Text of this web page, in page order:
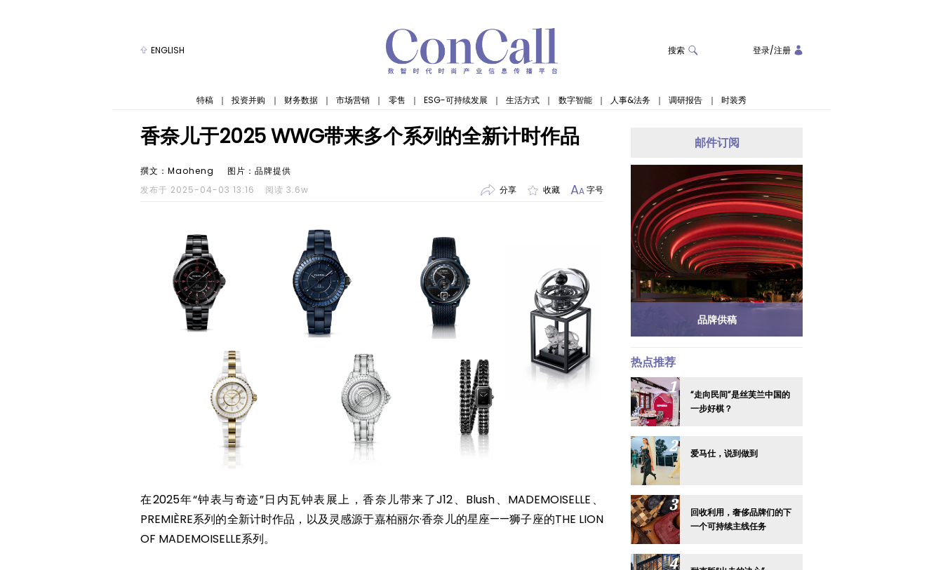
ENGLISH 搜索 登录/注册
特稿 ｜ 投资并购 ｜ 财务数据 ｜ 市场营销 ｜ 零售 ｜ ESG-可持续发展 ｜ 生活方式 ｜ 数字智能 ｜ 人事&法务 ｜ 调研报告 ｜ 时装秀
香奈儿于2025 WWG带来多个系列的全新计时作品
撰文：Maoheng
图片：品牌提供
发布于 2025-04-03 13:16
阅读 3.6w 分享 收藏 AA字号
在2025年“钟表与奇迹”日内瓦钟表展上，香奈儿带来了J12、Blush、MADEMOISELLE、
PREMIÈRE系列的全新计时作品，以及灵感源于嘉柏丽尔·香奈儿的星座——狮子座的THE LION
OF MADEMOISELLE系列。
邮件订阅
品牌供稿
热点推荐
“走向民间”是丝芙兰中国的
一步好棋？
爱马仕，说到做到
回收利用，奢侈品牌们的下
一个可持续主线任务